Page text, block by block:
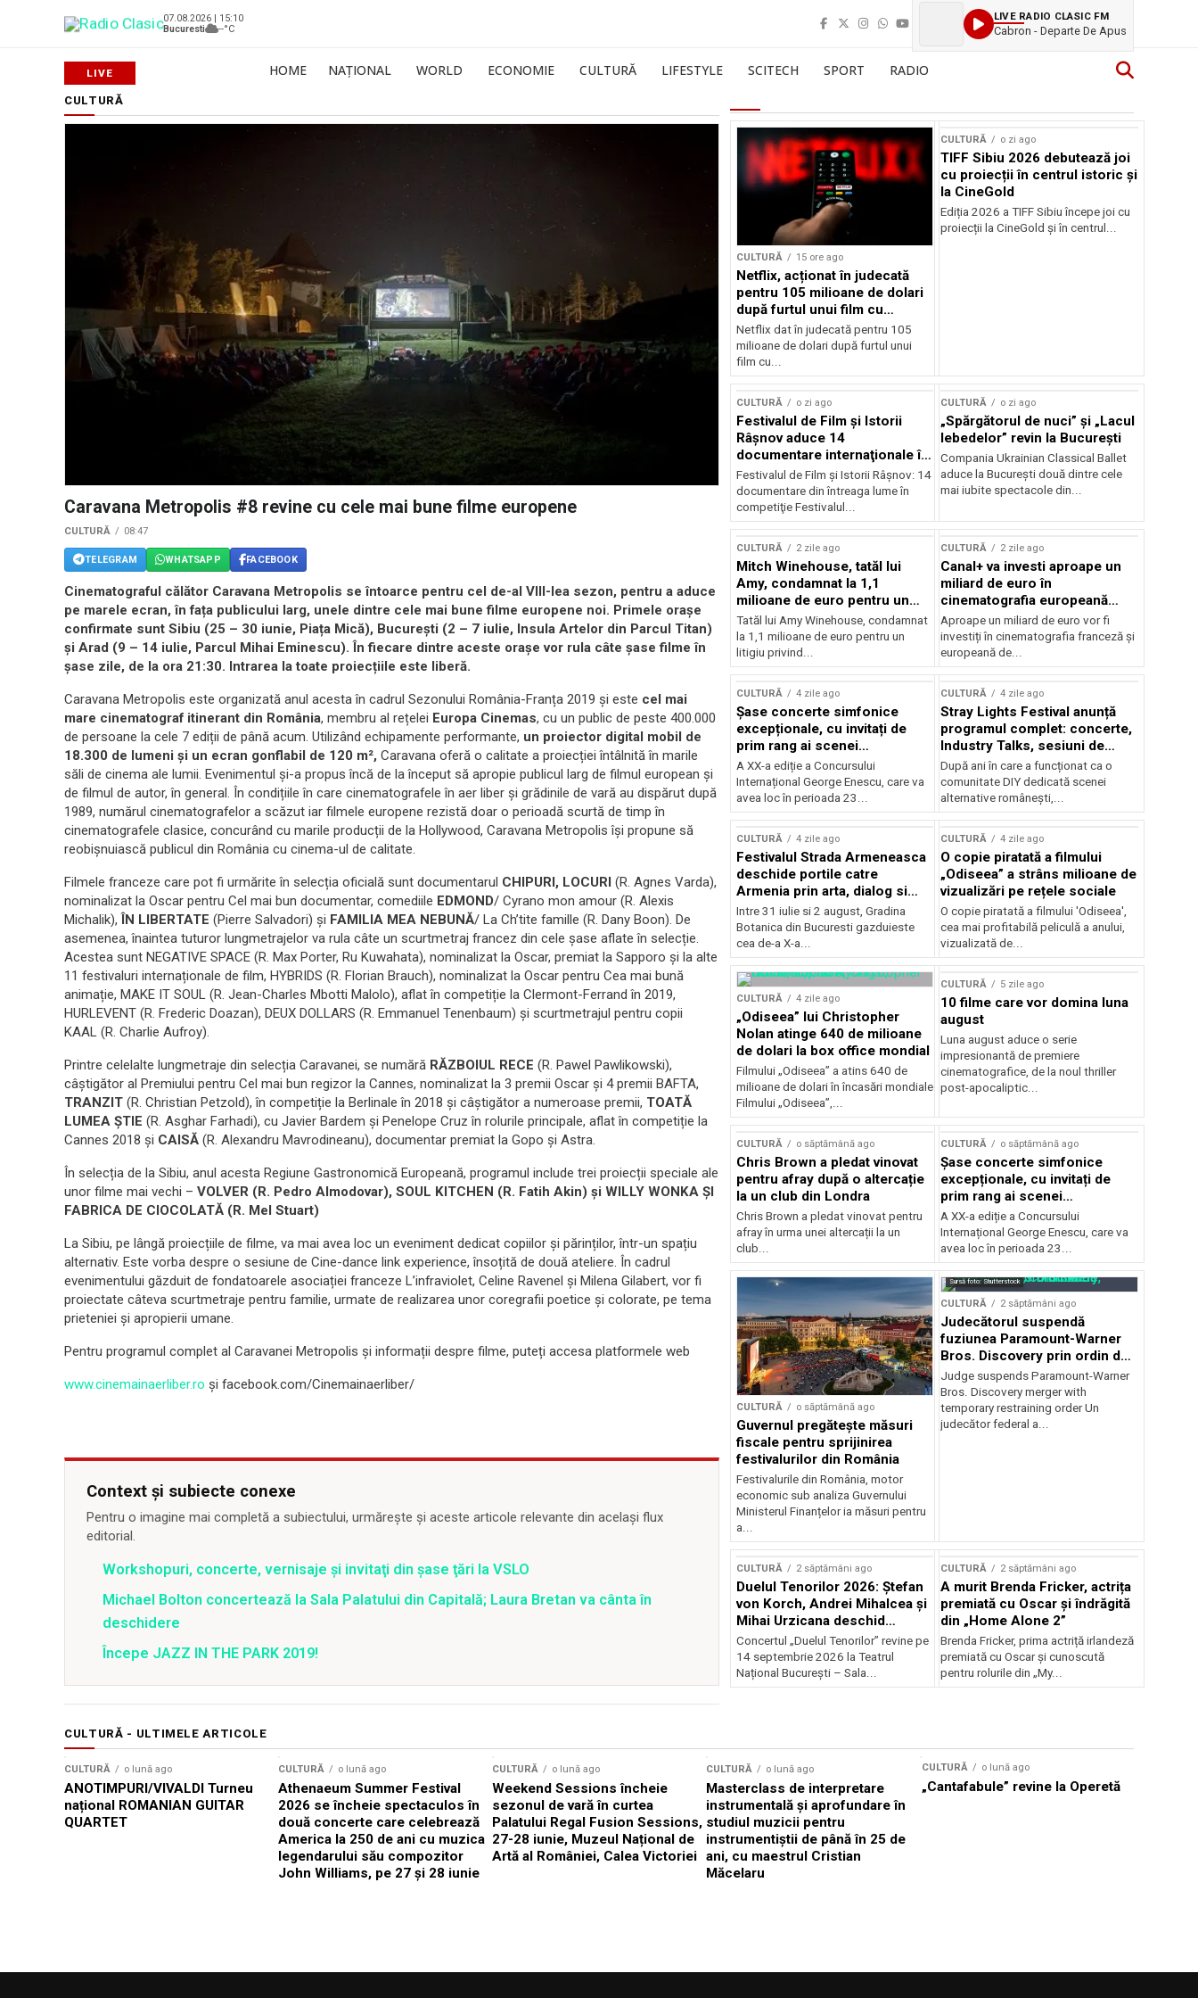
07.08.2026 | 15:10
Bucuresti
--°C
LIVE RADIO CLASIC FM
Cabron - Departe De Apus
HOME NAȚIONAL WORLD ECONOMIE CULTURĂ LIFESTYLE SCITECH SPORT RADIO
CULTURĂ
Caravana Metropolis #8 revine cu cele mai bune filme europene
CULTURĂ 08:47
TELEGRAM WHATSAPP FACEBOOK
Cinematograful călător Caravana Metropolis se întoarce pentru cel de-al VIII-lea sezon, pentru a aduce
pe marele ecran, în fața publicului larg, unele dintre cele mai bune filme europene noi. Primele orașe
confirmate sunt Sibiu (25 – 30 iunie, Piața Mică), București (2 – 7 iulie, Insula Artelor din Parcul Titan)
și Arad (9 – 14 iulie, Parcul Mihai Eminescu). În fiecare dintre aceste orașe vor rula câte șase filme în
șase zile, de la ora 21:30. Intrarea la toate proiecțiile este liberă.
Caravana Metropolis este organizată anul acesta în cadrul Sezonului România-Franța 2019 și este cel mai
mare cinematograf itinerant din România, membru al rețelei Europa Cinemas, cu un public de peste 400.000
de persoane la cele 7 ediții de până acum. Utilizând echipamente performante, un proiector digital mobil de
18.300 de lumeni și un ecran gonflabil de 120 m², Caravana oferă o calitate a proiecției întâlnită în marile
săli de cinema ale lumii. Evenimentul și-a propus încă de la început să apropie publicul larg de filmul european și
de filmul de autor, în general. În condițiile în care cinematografele în aer liber și grădinile de vară au dispărut după
1989, numărul cinematografelor a scăzut iar filmele europene rezistă doar o perioadă scurtă de timp în
cinematografele clasice, concurând cu marile producții de la Hollywood, Caravana Metropolis își propune să
reobișnuiască publicul din România cu cinema-ul de calitate.
Filmele franceze care pot fi urmărite în selecția oficială sunt documentarul CHIPURI, LOCURI (R. Agnes Varda),
nominalizat la Oscar pentru Cel mai bun documentar, comediile EDMOND/ Cyrano mon amour (R. Alexis
Michalik),ÎN LIBERTATE (Pierre Salvadori) și FAMILIA MEA NEBUNĂ/ La Ch’tite famille (R. Dany Boon). De
asemenea, înaintea tuturor lungmetrajelor va rula câte un scurtmetraj francez din cele șase aflate în selecție.
Acestea sunt NEGATIVE SPACE (R. Max Porter, Ru Kuwahata), nominalizat la Oscar, premiat la Sapporo și la alte
11 festivaluri internaționale de film, HYBRIDS (R. Florian Brauch), nominalizat la Oscar pentru Cea mai bună
animație, MAKE IT SOUL (R. Jean-Charles Mbotti Malolo), aflat în competiție la Clermont-Ferrand în 2019,
HURLEVENT (R. Frederic Doazan), DEUX DOLLARS (R. Emmanuel Tenenbaum) și scurtmetrajul pentru copii
KAAL (R. Charlie Aufroy).
Printre celelalte lungmetraje din selecția Caravanei, se numără RĂZBOIUL RECE (R. Pawel Pawlikowski),
câștigător al Premiului pentru Cel mai bun regizor la Cannes, nominalizat la 3 premii Oscar și 4 premii BAFTA,
TRANZIT (R. Christian Petzold), în competiție la Berlinale în 2018 și câștigător a numeroase premii, TOATĂ
LUMEA ȘTIE (R. Asghar Farhadi), cu Javier Bardem și Penelope Cruz în rolurile principale, aflat în competiție la
Cannes 2018 și CAISĂ (R. Alexandru Mavrodineanu), documentar premiat la Gopo și Astra.
În selecția de la Sibiu, anul acesta Regiune Gastronomică Europeană, programul include trei proiecții speciale ale
unor filme mai vechi – VOLVER (R. Pedro Almodovar), SOUL KITCHEN (R. Fatih Akin) și WILLY WONKA ȘI
FABRICA DE CIOCOLATĂ (R. Mel Stuart)
La Sibiu, pe lângă proiecțiile de filme, va mai avea loc un eveniment dedicat copiilor și părinților, într-un spațiu
alternativ. Este vorba despre o sesiune de Cine-dance link experience, însoțită de două ateliere. În cadrul
evenimentului găzduit de fondatoarele asociației franceze L’infraviolet, Celine Ravenel și Milena Gilabert, vor fi
proiectate câteva scurtmetraje pentru familie, urmate de realizarea unor coregrafii poetice și colorate, pe tema
prieteniei și apropierii umane.
Pentru programul complet al Caravanei Metropolis și informații despre filme, puteți accesa platformele web
www.cinemainaerliber.ro și facebook.com/Cinemainaerliber/
Context și subiecte conexe
Pentru o imagine mai completă a subiectului, urmărește și aceste articole relevante din același flux
editorial.
Workshopuri, concerte, vernisaje şi invitaţi din şase ţări la VSLO
Michael Bolton concertează la Sala Palatului din Capitală; Laura Bretan va cânta în
deschidere
Începe JAZZ IN THE PARK 2019!
CULTURĂ 15 ore ago
Netflix, acționat în judecată
pentru 105 milioane de dolari
după furtul unui film cu
Nicolas Cage
Netflix dat în judecată pentru 105
milioane de dolari după furtul unui
film cu...
CULTURĂ o zi ago
TIFF Sibiu 2026 debutează joi
cu proiecții în centrul istoric și
la CineGold
Ediția 2026 a TIFF Sibiu începe joi cu
proiecții la CineGold și în centrul...
CULTURĂ o zi ago
Festivalul de Film şi Istorii
Râşnov aduce 14
documentare internaţionale în
premieră
Festivalul de Film şi Istorii Râşnov: 14
documentare din întreaga lume în
competiţie Festivalul...
CULTURĂ o zi ago
„Spărgătorul de nuci” și „Lacul
lebedelor” revin la București
Compania Ukrainian Classical Ballet
aduce la București două dintre cele
mai iubite spectacole din...
CULTURĂ 2 zile ago
Mitch Winehouse, tatăl lui
Amy, condamnat la 1,1
milioane de euro pentru un
litigiu pierdut
Tatăl lui Amy Winehouse, condamnat
la 1,1 milioane de euro pentru un
litigiu privind...
CULTURĂ 2 zile ago
Canal+ va investi aproape un
miliard de euro în
cinematografia europeană
până în 2032
Aproape un miliard de euro vor fi
investiți în cinematografia franceză și
europeană de...
CULTURĂ 4 zile ago
Șase concerte simfonice
excepționale, cu invitați de
prim rang ai scenei
internaționale și ansambluri
orchestrale românești de
prestigiu, în programul
Concursului Enescu 2026
A XX-a ediție a Concursului
Internațional George Enescu, care va
avea loc în perioada 23...
CULTURĂ 4 zile ago
Stray Lights Festival anunță
programul complet: concerte,
Industry Talks, sesiuni de
audiție și noi opțiuni de
participare pentru public
După ani în care a funcționat ca o
comunitate DIY dedicată scenei
alternative românești,...
CULTURĂ 4 zile ago
Festivalul Strada Armeneasca
deschide portile catre
Armenia prin arta, dialog si
patrimoniu, intre 31 iulie si 2
august, la Gradina Botanica din
Bucuresti
Intre 31 iulie si 2 august, Gradina
Botanica din Bucuresti gazduieste
cea de-a X-a...
CULTURĂ 4 zile ago
O copie piratată a filmului
„Odiseea” a strâns milioane de
vizualizări pe rețele sociale
O copie piratată a filmului 'Odiseea',
cea mai profitabilă peliculă a anului,
vizualizată de...
CULTURĂ 4 zile ago
„Odiseea” lui Christopher
Nolan atinge 640 de milioane
de dolari la box office mondial
Filmului „Odiseea” a atins 640 de
milioane de dolari în încasări mondiale
Filmului „Odiseea”,...
CULTURĂ 5 zile ago
10 filme care vor domina luna
august
Luna august aduce o serie
impresionantă de premiere
cinematografice, de la noul thriller
post-apocaliptic...
CULTURĂ o săptămână ago
Chris Brown a pledat vinovat
pentru afray după o altercație
la un club din Londra
Chris Brown a pledat vinovat pentru
afray în urma unei altercații la un
club...
CULTURĂ o săptămână ago
Șase concerte simfonice
excepționale, cu invitați de
prim rang ai scenei
internaționale și ansambluri
orchestrale românești de
prestigiu, în programul
Concursului Enescu 2026
A XX-a ediție a Concursului
Internațional George Enescu, care va
avea loc în perioada 23...
CULTURĂ o săptămână ago
Guvernul pregătește măsuri
fiscale pentru sprijinirea
festivalurilor din România
Festivalurile din România, motor
economic sub analiza Guvernului
Ministerul Finanțelor ia măsuri pentru
a...
Sursă foto: Shutterstock
CULTURĂ 2 săptămâni ago
Judecătorul suspendă
fuziunea Paramount-Warner
Bros. Discovery prin ordin de
restricție temporară
Judge suspends Paramount-Warner
Bros. Discovery merger with
temporary restraining order Un
judecător federal a...
CULTURĂ 2 săptămâni ago
Duelul Tenorilor 2026: Ștefan
von Korch, Andrei Mihalcea și
Mihai Urzicana deschid
stagiunea Musical
Extravaganza la TNB
Concertul „Duelul Tenorilor” revine pe
14 septembrie 2026 la Teatrul
Național București – Sala...
CULTURĂ 2 săptămâni ago
A murit Brenda Fricker, actrița
premiată cu Oscar și îndrăgită
din „Home Alone 2”
Brenda Fricker, prima actriță irlandeză
premiată cu Oscar și cunoscută
pentru rolurile din „My...
CULTURĂ - ULTIMELE ARTICOLE
CULTURĂ o lună ago
ANOTIMPURI/VIVALDI Turneu
național ROMANIAN GUITAR
QUARTET
CULTURĂ o lună ago
Athenaeum Summer Festival
2026 se încheie spectaculos în
două concerte care celebrează
America la 250 de ani cu muzica
legendarului său compozitor
John Williams, pe 27 și 28 iunie
CULTURĂ o lună ago
Weekend Sessions încheie
sezonul de vară în curtea
Palatului Regal Fusion Sessions,
27-28 iunie, Muzeul Național de
Artă al României, Calea Victoriei
CULTURĂ o lună ago
Masterclass de interpretare
instrumentală și aprofundare în
studiul muzicii pentru
instrumentiștii de până în 25 de
ani, cu maestrul Cristian
Măcelaru
CULTURĂ o lună ago
„Cantafabule” revine la Operetă